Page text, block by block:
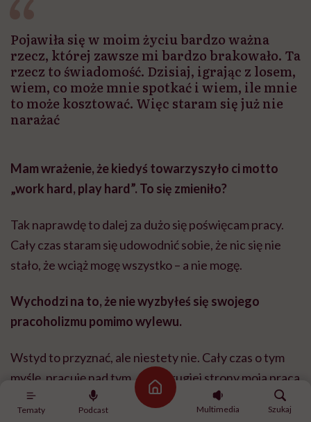
Tematy Podcast
Strona główna
Multimedia
Szukaj
Pojawiła się w moim życiu bardzo ważna
rzecz, której zawsze mi bardzo brakowało. Ta
rzecz to świadomość. Dzisiaj, igrając z losem,
wiem, co może mnie spotkać i wiem, ile mnie
to może kosztować. Więc staram się już nie
narażać
Mam wrażenie, że kiedyś towarzyszyło ci motto
„work hard, play hard”. To się zmieniło?
Tak naprawdę to dalej za dużo się poświęcam pracy.
Cały czas staram się udowodnić sobie, że nic się nie
stało, że wciąż mogę wszystko – a nie mogę.
Wychodzi na to, że nie wyzbyłeś się swojego
pracoholizmu pomimo wylewu.
Wstyd to przyznać, ale niestety nie. Cały czas o tym
myślę, pracuję nad tym. Ale z drugiej strony moja praca
to kontakt z ludźmi, który jest dla mnie bardzo ważny. I
ten kontakt w kontekście pracy był dla mnie zgubny.